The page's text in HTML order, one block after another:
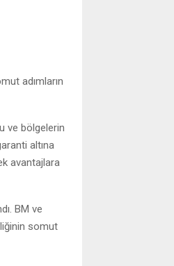
adımların
ve bölgelerin
altına
avantajlara
BM ve
somut